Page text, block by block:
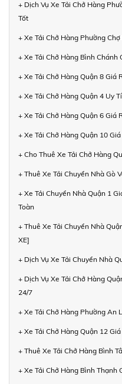
+ Dịch Vụ Xe Tải Chở Hàng
Tốt
+ Xe Tải Chở Hàng Phường
+ Xe Tải Chở Hàng Bình Chánh
+ Xe Tải Chở Hàng Quận 8 Giá
+ Xe Tải Chở Hàng Quận 4 Uy
+ Xe Tải Chở Hàng Quận 6 Giá
+ Xe Tải Chở Hàng Quận 10
+ Cho Thuê Xe Tải Chở Hàng
+ Thuê Xe Tải Chuyển Nhà Gò
+ Xe Tải Chuyển Nhà Quận 1
Toàn
+ Thuê Xe Tải Chuyển Nhà
XE]
+ Dịch Vụ Xe Tải Chuyển Nhà
+ Dịch Vụ Xe Tải Chở Hàng
24/7
+ Xe Tải Chở Hàng Phường An
+ Xe Tải Chở Hàng Quận 12
+ Thuê Xe Tải Chở Hàng Bình
+ Xe Tải Chở Hàng Bình Thạnh